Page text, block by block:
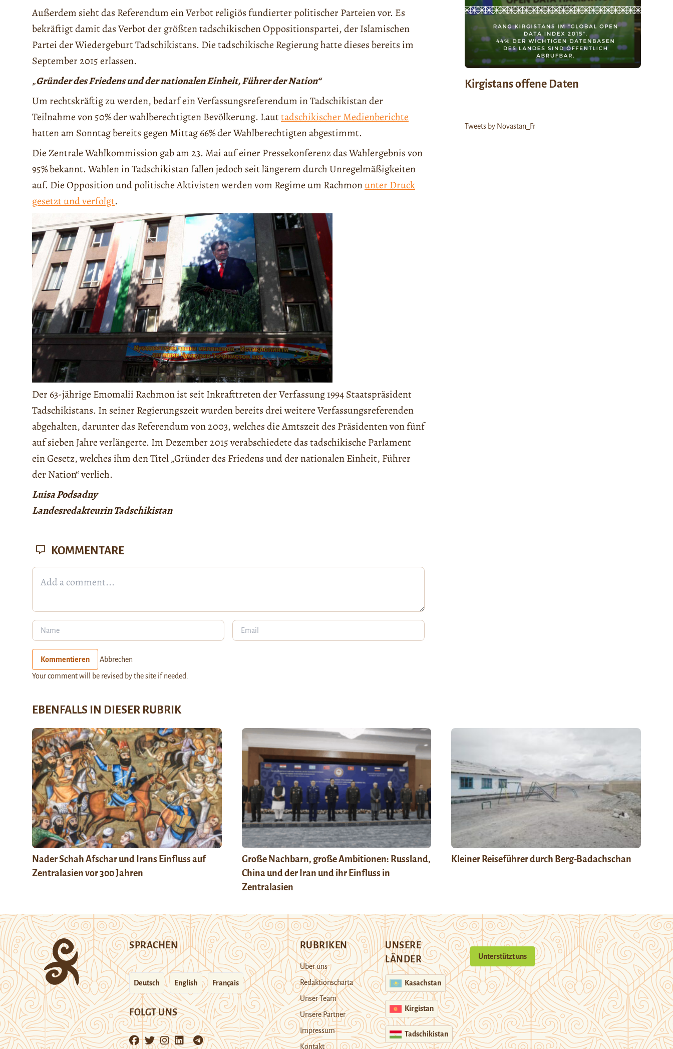
Außerdem sieht das Referendum ein Verbot religiös fundierter politischer Parteien vor. Es
bekräftigt damit das Verbot der größten tadschikischen Oppositionspartei, der Islamischen
Partei der Wiedergeburt Tadschikistans. Die tadschikische Regierung hatte dieses bereits im
September 2015 erlassen.
„Gründer des Friedens und der nationalen Einheit, Führer der Nation“
Um rechtskräftig zu werden, bedarf ein Verfassungsreferendum in Tadschikistan der
Teilnahme von 50% der wahlberechtigten Bevölkerung. Lauttadschikischer Medienberichte
hatten am Sonntag bereits gegen Mittag 66% der Wahlberechtigten abgestimmt.
Die Zentrale Wahlkommission gab am 23. Mai auf einer Pressekonferenz das Wahlergebnis von
95% bekannt. Wahlen in Tadschikistan fallen jedoch seit längerem durch Unregelmäßigkeiten
auf. Die Opposition und politische Aktivisten werden vom Regime um Rachmonunter Druck
gesetzt und verfolgt.
Der 63-jährige Emomalii Rachmon ist seit Inkrafttreten der Verfassung 1994 Staatspräsident
Tadschikistans. In seiner Regierungszeit wurden bereits drei weitere Verfassungsreferenden
abgehalten, darunter das Referendum von 2003, welches die Amtszeit des Präsidenten von fünf
auf sieben Jahre verlängerte. Im Dezember 2015 verabschiedete das tadschikische Parlament
ein Gesetz, welches ihm den Titel „Gründer des Friedens und der nationalen Einheit, Führer
der Nation“ verlieh.
Luisa Podsadny
Landesredakteurin Tadschikistan
Kirgistans offene Daten
Tweets by Novastan_Fr
KOMMENTARE
Kommentieren Abbrechen
Your comment will be revised by the site if needed.
EBENFALLS IN DIESER RUBRIK
Nader Schah Afschar und Irans Einfluss auf
Zentralasien vor 300 Jahren
Große Nachbarn, große Ambitionen: Russland,
China und der Iran und ihr Einfluss in
Zentralasien
Kleiner Reiseführer durch Berg-Badachschan
SPRACHEN
Deutsch English Français
FOLGT UNS
RUBRIKEN
Über uns
Redaktionscharta
Unser Team
Unsere Partner
Impressum
Kontakt
UNSERE
LÄNDER
Kasachstan
Kirgistan
Tadschikistan
Unterstützt uns